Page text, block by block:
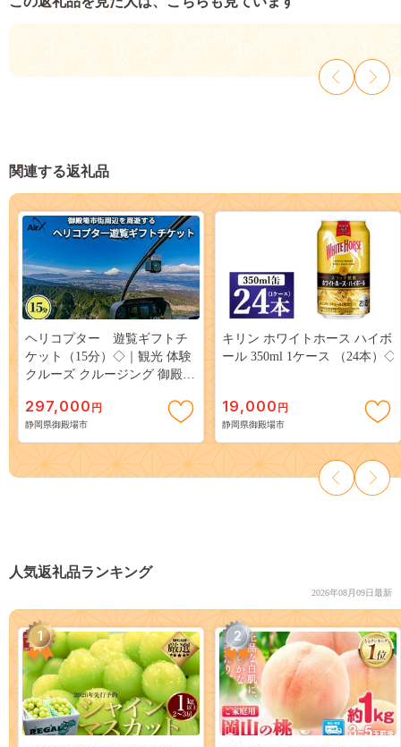
関連する返礼品
ヘリコプター 遊覧ギフトチ
ケット（15分）◇｜観光 体験
クルーズ クルージング 御殿場
297,000 円
静岡県御殿場市
キリン ホワイトホース ハイボ
ール 350ml 1ケース （24本）◇
19,000 円
静岡県御殿場市
人気返礼品ランキング
2026年08月09日最新
1 2